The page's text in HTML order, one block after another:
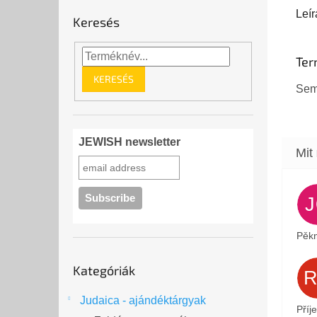
Keresés
KERESÉS
JEWISH newsletter
átugrása
Kategóriák
Judaica - ajándéktárgyak
👁️❤️